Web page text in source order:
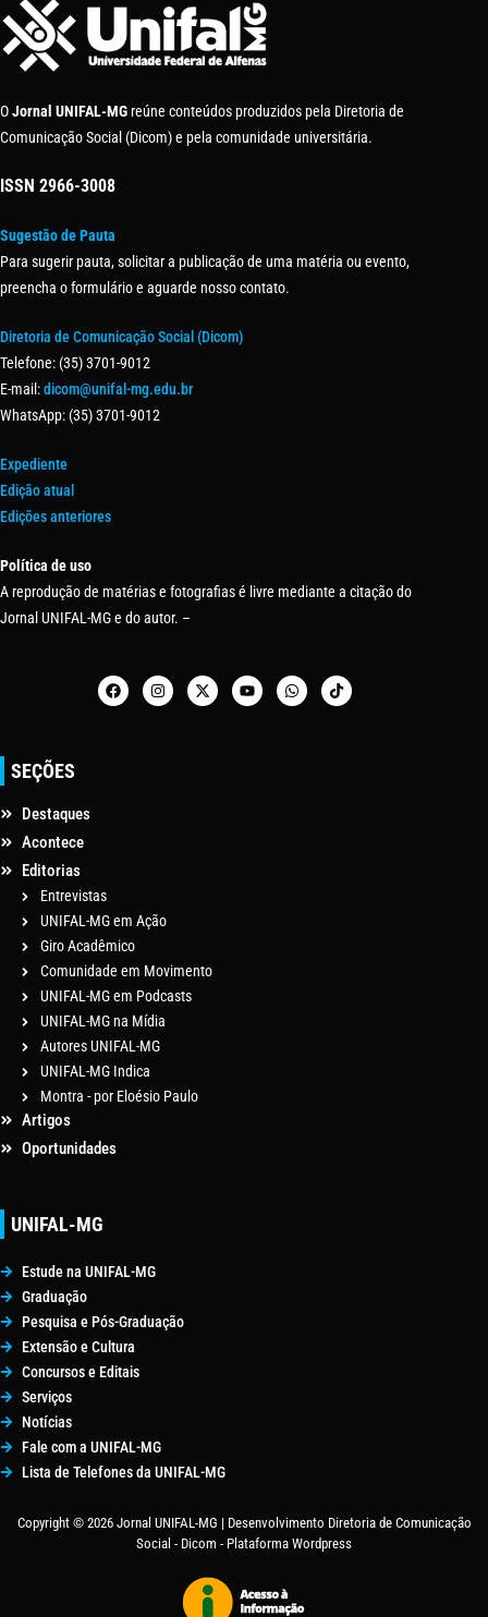
OJornal UNIFAL-MG reúne conteúdos produzidos pela Diretoria de
Comunicação Social (Dicom) e pela comunidade universitária.
ISSN 2966-3008
Sugestão de Pauta
Para sugerir pauta, solicitar a publicação de uma matéria ou evento,
preencha o formulário e aguarde nosso contato.
Diretoria de Comunicação Social (Dicom)
Telefone: (35) 3701-9012
E-mail:dicom@unifal-mg.edu.br
WhatsApp: (35) 3701-9012
Expediente
Edição atual
Edições anteriores
Política de uso
A reprodução de matérias e fotografias é livre mediante a citação do
Jornal UNIFAL-MG e do autor. –
SEÇÕES
Destaques
Acontece
Editorias
Entrevistas
UNIFAL-MG em Ação
Giro Acadêmico
Comunidade em Movimento
UNIFAL-MG em Podcasts
UNIFAL-MG na Mídia
Autores UNIFAL-MG
UNIFAL-MG Indica
Montra - por Eloésio Paulo
Artigos
Oportunidades
UNIFAL-MG
Estude na UNIFAL-MG
Graduação
Pesquisa e Pós-Graduação
Extensão e Cultura
Concursos e Editais
Serviços
Notícias
Fale com a UNIFAL-MG
Lista de Telefones da UNIFAL-MG
Copyright © 2026 Jornal UNIFAL-MG | Desenvolvimento Diretoria de Comunicação
Social - Dicom - Plataforma Wordpress